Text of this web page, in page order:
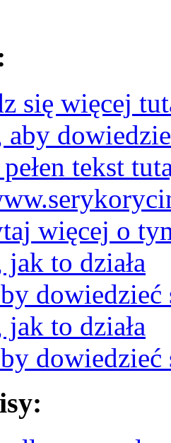
się więcej
tekst
więcej o
to działa
dowiedzieć
to działa
dowiedzieć